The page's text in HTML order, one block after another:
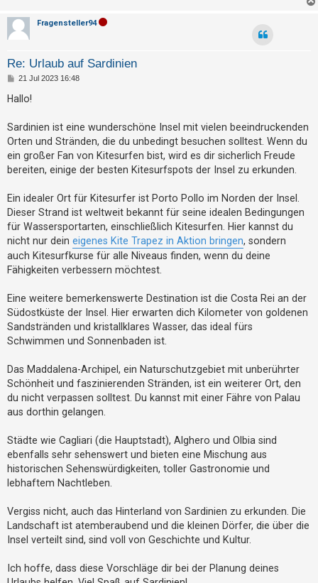
T
e
m
e
A
k
t
i
v
e
T
h
e
m
e
n
S
u
h
e
F
A
Q
Fragensteller94
Re: Urlaub auf Sardinien
B
i
t
a
g
21 Jul 2023 16:48
Hallo!
Sardinien ist eine wunderschöne Insel mit vielen beeindruckenden
Orten und Stränden, die du unbedingt besuchen solltest. Wenn du
ein großer Fan von Kitesurfen bist, wird es dir sicherlich Freude
bereiten, einige der besten Kitesurfspots der Insel zu erkunden.
Ein idealer Ort für Kitesurfer ist Porto Pollo im Norden der Insel.
Dieser Strand ist weltweit bekannt für seine idealen Bedingungen
für Wassersportarten, einschließlich Kitesurfen. Hier kannst du
nicht nur dein eigenes Kite Trapez in Aktion bringen, sondern
auch Kitesurfkurse für alle Niveaus finden, wenn du deine
Fähigkeiten verbessern möchtest.
Eine weitere bemerkenswerte Destination ist die Costa Rei an der
Südostküste der Insel. Hier erwarten dich Kilometer von goldenen
Sandstränden und kristallklares Wasser, das ideal fürs
Schwimmen und Sonnenbaden ist.
Das Maddalena-Archipel, ein Naturschutzgebiet mit unberührter
Schönheit und faszinierenden Stränden, ist ein weiterer Ort, den
du nicht verpassen solltest. Du kannst mit einer Fähre von Palau
aus dorthin gelangen.
Städte wie Cagliari (die Hauptstadt), Alghero und Olbia sind
ebenfalls sehr sehenswert und bieten eine Mischung aus
historischen Sehenswürdigkeiten, toller Gastronomie und
lebhaftem Nachtleben.
Vergiss nicht, auch das Hinterland von Sardinien zu erkunden. Die
Landschaft ist atemberaubend und die kleinen Dörfer, die über die
Insel verteilt sind, sind voll von Geschichte und Kultur.
Ich hoffe, dass diese Vorschläge dir bei der Planung deines